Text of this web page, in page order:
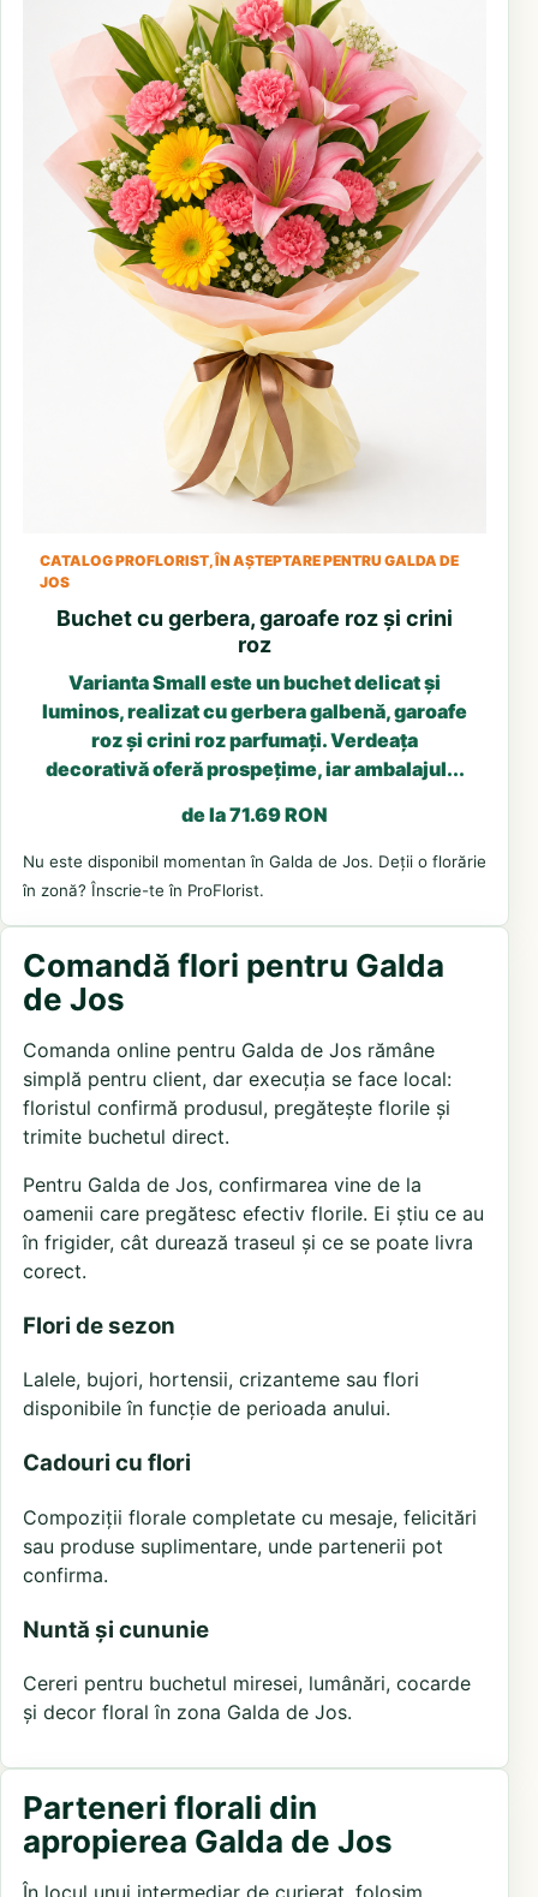
CATALOG PROFLORIST, ÎN AȘTEPTARE PENTRU GALDA DE
JOS
Buchet cu gerbera, garoafe roz și crini
roz
Varianta Small este un buchet delicat și
luminos, realizat cu gerbera galbenă, garoafe
roz și crini roz parfumați. Verdeața
decorativă oferă prospețime, iar ambalajul...
de la 71.69 RON
Nu este disponibil momentan în Galda de Jos. Deții o florărie
în zonă? Înscrie-te în ProFlorist.
Comandă flori pentru Galda
de Jos
Comanda online pentru Galda de Jos rămâne
simplă pentru client, dar execuția se face local:
floristul confirmă produsul, pregătește florile și
trimite buchetul direct.
Pentru Galda de Jos, confirmarea vine de la
oamenii care pregătesc efectiv florile. Ei știu ce au
în frigider, cât durează traseul și ce se poate livra
corect.
Flori de sezon
Lalele, bujori, hortensii, crizanteme sau flori
disponibile în funcție de perioada anului.
Cadouri cu flori
Compoziții florale completate cu mesaje, felicitări
sau produse suplimentare, unde partenerii pot
confirma.
Nuntă și cununie
Cereri pentru buchetul miresei, lumânări, cocarde
și decor floral în zona Galda de Jos.
Parteneri florali din
apropierea Galda de Jos